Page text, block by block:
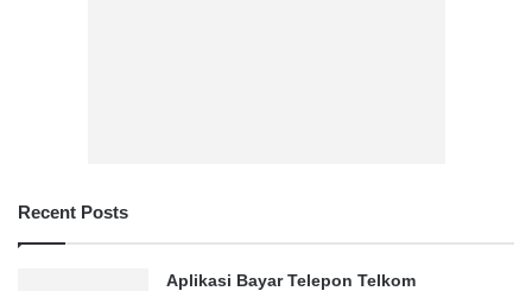
Recent Posts
Aplikasi Bayar Telepon Telkom